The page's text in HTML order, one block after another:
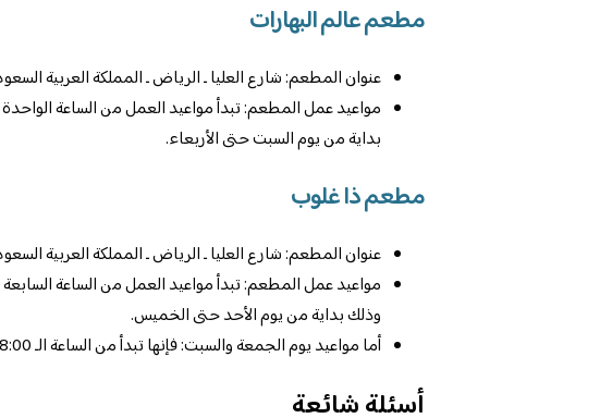
مطعم عالم البهارات
عنوان المطعم: شارع العليا ـ الرياض ـ المملكة العربية
مواعيد عمل المطعم: تبدأ مواعيد العمل من الساعة
بداية من يوم السبت حتى الأربعاء.
مطعم ذا غلوب
عنوان المطعم: شارع العليا ـ الرياض ـ المملكة العربية
مواعيد عمل المطعم: تبدأ مواعيد العمل من الساعة
وذلك بداية من يوم الأحد حتى الخميس.
أما مواعيد يوم الجمعة والسبت: فإنها تبدأ من الساعة الـ 8:00 صباحًا وحتى الساعة الـ 11:30 مساءً.
أسئلة شائعة